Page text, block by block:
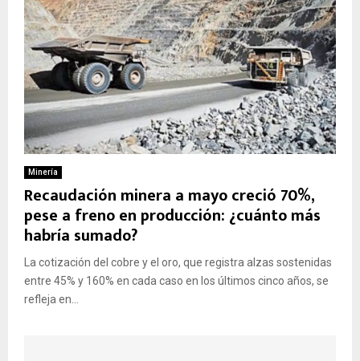
Minería
Recaudación minera a mayo creció 70%,
pese a freno en producción: ¿cuánto más
habría sumado?
La cotización del cobre y el oro, que registra alzas sostenidas
entre 45% y 160% en cada caso en los últimos cinco años, se
refleja en...